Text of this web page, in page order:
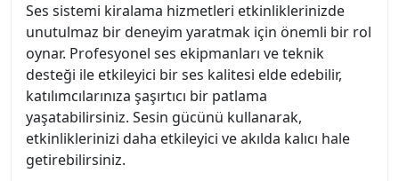
Ses sistemi kiralama hizmetleri etkinliklerinizde
unutulmaz bir deneyim yaratmak için önemli bir rol
oynar. Profesyonel ses ekipmanları ve teknik
desteği ile etkileyici bir ses kalitesi elde edebilir,
katılımcılarınıza şaşırtıcı bir patlama
yaşatabilirsiniz. Sesin gücünü kullanarak,
etkinliklerinizi daha etkileyici ve akılda kalıcı hale
getirebilirsiniz.